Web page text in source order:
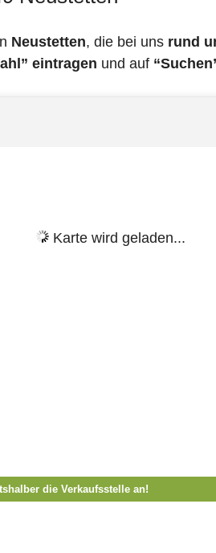
Neustetten, die bei uns rund
eintragen und auf
Karte wird geladen...
die Verkaufsstelle an!